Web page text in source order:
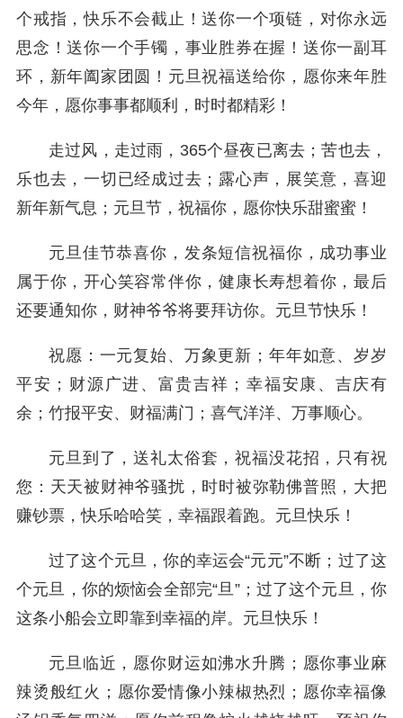
个戒指，快乐不会截止！送你一个项链，对你永远
思念！送你一个手镯，事业胜券在握！送你一副耳
环，新年阖家团圆！元旦祝福送给你，愿你来年胜
今年，愿你事事都顺利，时时都精彩！
走过风，走过雨，365个昼夜已离去；苦也去，
乐也去，一切已经成过去；露心声，展笑意，喜迎
新年新气息；元旦节，祝福你，愿你快乐甜蜜蜜！
元旦佳节恭喜你，发条短信祝福你，成功事业
属于你，开心笑容常伴你，健康长寿想着你，最后
还要通知你，财神爷爷将要拜访你。元旦节快乐！
祝愿：一元复始、万象更新；年年如意、岁岁
平安；财源广进、富贵吉祥；幸福安康、吉庆有
余；竹报平安、财福满门；喜气洋洋、万事顺心。
元旦到了，送礼太俗套，祝福没花招，只有祝
您：天天被财神爷骚扰，时时被弥勒佛普照，大把
赚钞票，快乐哈哈笑，幸福跟着跑。元旦快乐！
过了这个元旦，你的幸运会“元元”不断；过了这
个元旦，你的烦恼会全部完“旦”；过了这个元旦，你
这条小船会立即靠到幸福的岸。元旦快乐！
元旦临近，愿你财运如沸水升腾；愿你事业麻
辣烫般红火；愿你爱情像小辣椒热烈；愿你幸福像